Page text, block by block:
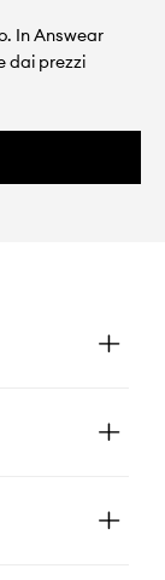
In Answear
dai prezzi